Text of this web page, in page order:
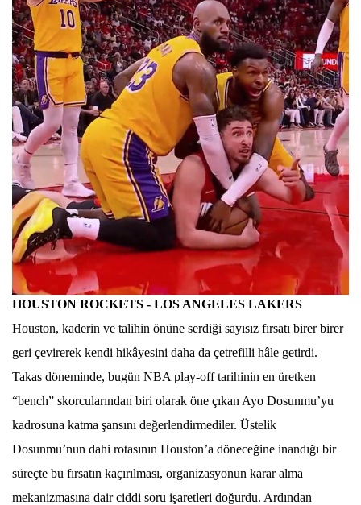
HOUSTON ROCKETS - LOS ANGELES LAKERS
Houston, kaderin ve talihin önüne serdiği sayısız fırsatı birer birer
geri çevirerek kendi hikâyesini daha da çetrefilli hâle getirdi.
Takas döneminde, bugün NBA play-off tarihinin en üretken
“bench” skorcularından biri olarak öne çıkan Ayo Dosunmu’yu
kadrosuna katma şansını değerlendirmediler. Üstelik
Dosunmu’nun dahi rotasının Houston’a döneceğine inandığı bir
süreçte bu fırsatın kaçırılması, organizasyonun karar alma
mekanizmasına dair ciddi soru işaretleri doğurdu. Ardından